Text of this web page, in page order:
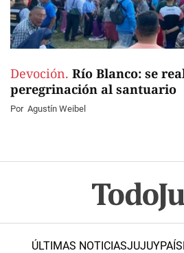
Devoción. Río Blanco: se
peregrinación al santuario
Por Agustín Weibel
ÚLTIMAS NOTICIASJUJUYPAÍS